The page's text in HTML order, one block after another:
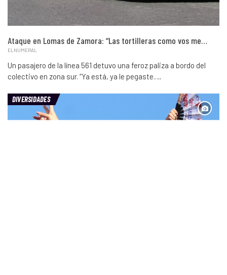
Ataque en Lomas de Zamora: “Las tortilleras como vos me…
ELNUMERAL
Un pasajero de la línea 561 detuvo una feroz paliza a bordo del
colectivo en zona sur. “Ya está, ya le pegaste.…
DIVERSIDADES